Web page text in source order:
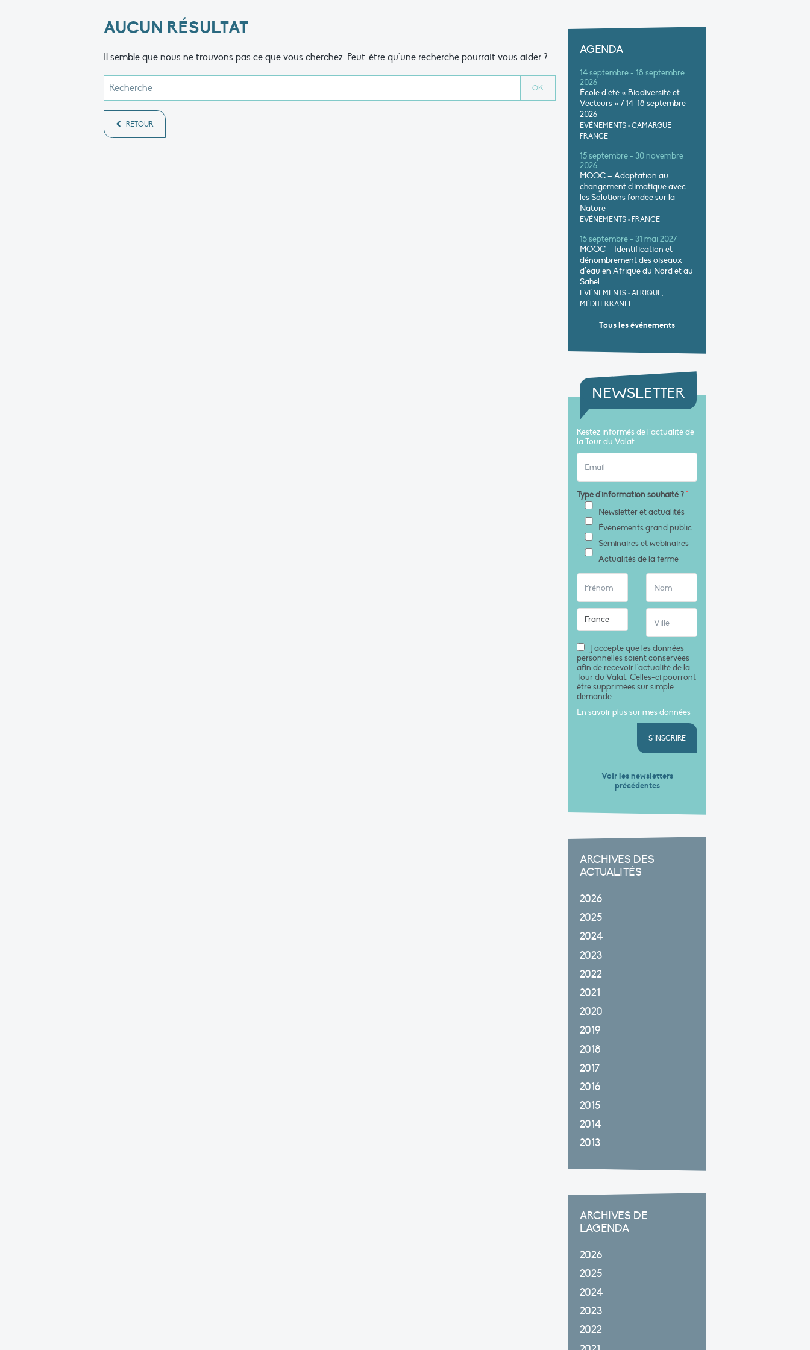
AUCUN RÉSULTAT
Il semble que nous ne trouvons pas ce que vous cherchez. Peut-être qu'une recherche pourrait vous aider ?
RETOUR
AGENDA
14 septembre - 18 septembre
2026
École d’été « Biodiversité et
Vecteurs » / 14-18 septembre
2026
EVÉNEMENTS • CAMARGUE,
FRANCE
15 septembre - 30 novembre
2026
MOOC – Adaptation au
changement climatique avec
les Solutions fondée sur la
Nature
EVÉNEMENTS • FRANCE
15 septembre - 31 mai 2027
MOOC – Identification et
dénombrement des oiseaux
d’eau en Afrique du Nord et au
Sahel
EVÉNEMENTS • AFRIQUE,
MÉDITERRANÉE
Tous les événements
NEWSLETTER
Restez informés de l’actualité de
la Tour du Valat :
Type d'information souhaité ?*
Newsletter et actualités
Évènements grand public
Séminaires et webinaires
Actualités de la ferme
J'accepte que les données
personnelles soient conservées
afin de recevoir l'actualité de la
Tour du Valat. Celles-ci pourront
être supprimées sur simple
demande.
En savoir plus sur mes données
S'INSCRIRE
Voir les newsletters
précédentes
ARCHIVES DES
ACTUALITÉS
2026
2025
2024
2023
2022
2021
2020
2019
2018
2017
2016
2015
2014
2013
ARCHIVES DE
L'AGENDA
2026
2025
2024
2023
2022